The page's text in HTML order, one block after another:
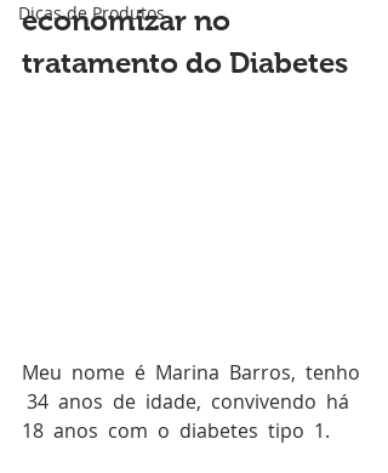
Dicas de Produtos
economizar no
tratamento do Diabetes
Meu  nome  é  Marina  Barros,  tenho
34  anos  de  idade,  convivendo  há
18  anos  com  o  diabetes  tipo  1.